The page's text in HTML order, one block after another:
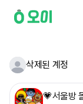
삭제된 계정
💗서울방